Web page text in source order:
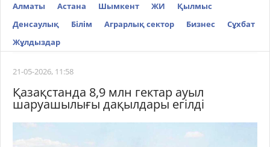
Алматы Астана Шымкент ЖИ
Қылмыс
Денсаулық
Білім Аграрлық сектор Бизнес
Cұхбат
Жұлдыздар
21-05-2026, 11:58
Қазақстанда 8,9 млн гектар ауыл
шаруашылығы дақылдары егілді